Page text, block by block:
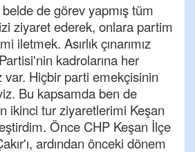
de görev yapmış tüm
ziyaret ederek, onlara partim
iletmek. Asırlık çınarımız
kadrolarına her
var. Hiçbir parti emekçisinin
Bu kapsamda ben de
ikinci tur ziyaretlerimi Keşan
Önce CHP Keşan İlçe
ardından önceki dönem